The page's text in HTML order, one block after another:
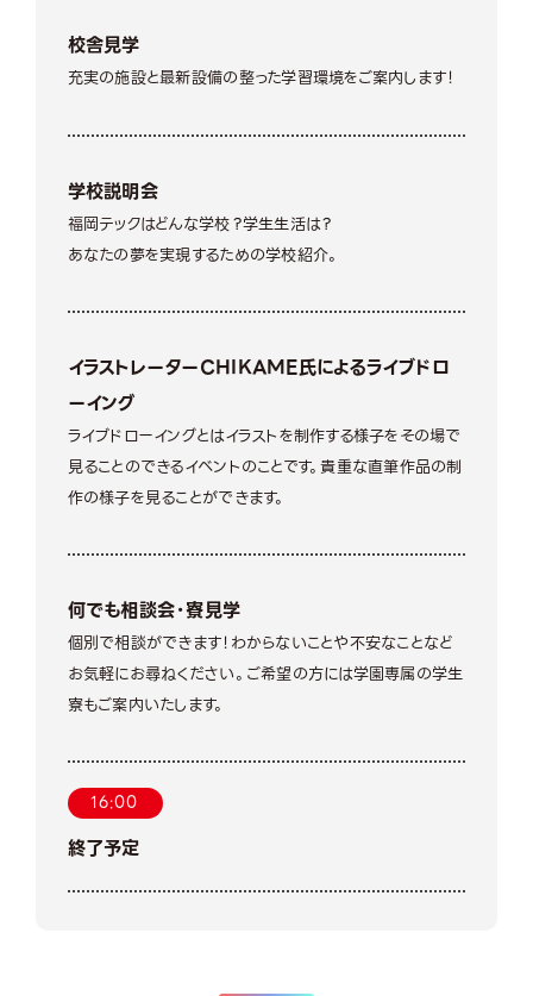
校舎見学
充実の施設と最新設備の整った学習環境をご案内します！
学校説明会
福岡テックはどんな学校？学生生活は？
あなたの夢を実現するための学校紹介。
イラストレーターCHIKAME氏によるライブドロ
ーイング
ライブドローイングとはイラストを制作する様子をその場で
見ることのできるイベントのことです。貴重な直筆作品の制
作の様子を見ることができます。
何でも相談会・寮見学
個別で相談ができます！わからないことや不安なことなど
お気軽にお尋ねください。ご希望の方には学園専属の学生
寮もご案内いたします。
16:00
終了予定